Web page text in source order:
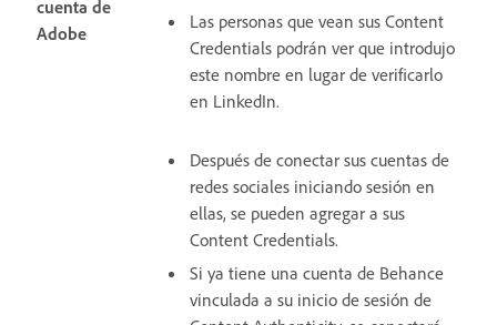
cuenta de
Adobe
Las personas que vean sus Content
Credentials podrán ver que introdujo
este nombre en lugar de verificarlo
en LinkedIn.
Después de conectar sus cuentas de
redes sociales iniciando sesión en
ellas, se pueden agregar a sus
Content Credentials.
Si ya tiene una cuenta de Behance
vinculada a su inicio de sesión de